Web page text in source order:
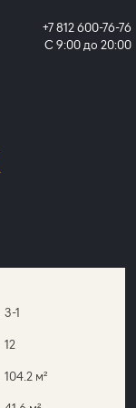
+7 812 600-76-76
С 9:00 до 20:00
3-1
12
104.2 м²